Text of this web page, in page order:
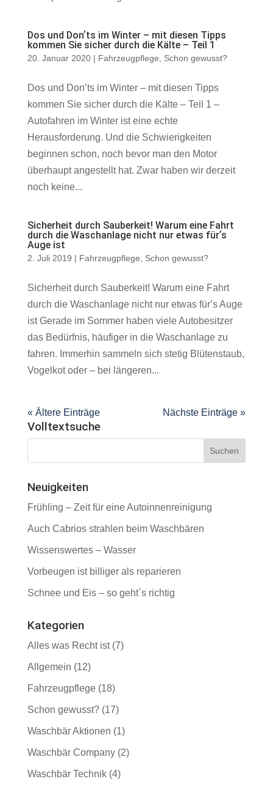
Dos und Donʼts im Winter – mit diesen Tipps
kommen Sie sicher durch die Kälte – Teil 1
20. Januar 2020| Fahrzeugpflege Schon gewusst?
Dos und Donʼts im Winter – mit diesen Tipps
kommen Sie sicher durch die Kälte – Teil 1 –
Autofahren im Winter ist eine echte
Herausforderung. Und die Schwierigkeiten
beginnen schon, noch bevor man den Motor
überhaupt angestellt hat. Zwar haben wir derzeit
noch keine...
Sicherheit durch Sauberkeit! Warum eine Fahrt
durch die Waschanlage nicht nur etwas fürʼs
Auge ist
2. Juli 2019 | Fahrzeugpflege Schon gewusst?
Sicherheit durch Sauberkeit! Warum eine Fahrt
durch die Waschanlage nicht nur etwas fürʼs Auge
ist Gerade im Sommer haben viele Autobesitzer
das Bedürfnis, häufiger in die Waschanlage zu
fahren. Immerhin sammeln sich stetig Blütenstaub,
Vogelkot oder – bei längeren...
« Ältere Einträge Nächste Einträge »
Volltextsuche
Neuigkeiten
Frühling – Zeit für eine Autoinnenreinigung
Auch Cabrios strahlen beim Waschbären
Wissenswertes – Wasser
Vorbeugen ist billiger als reparieren
Schnee und Eis – so geht´s richtig
Kategorien
Alles was Recht ist(7)
Allgemein (12)
Fahrzeugpflege(18)
Schon gewusst?(17)
Waschbär Aktionen (1)
Waschbär Company(2)
Waschbär Technik(4)